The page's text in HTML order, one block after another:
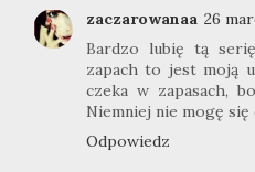
zaczarowanaa 26
Bardzo lubię tą
zapach to jest moją
czeka w zapasach,
Niemniej nie mogę
Odpowiedz